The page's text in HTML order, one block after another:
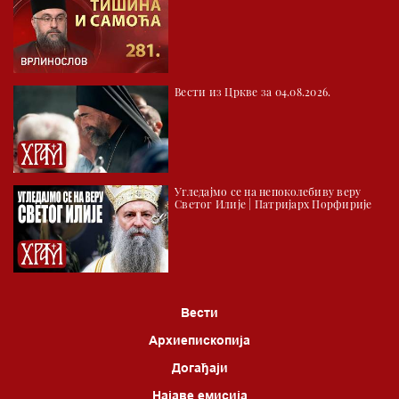
03.03 Палета културног наслеђа
04.00 Час историје
05.30 Храм културе
06.00 Црквена предавања и трибине
*најважније вести емитујемо на сваки пун сат
Вести из Цркве за 04.08.2026.
Угледајмо се на непоколебиву веру
Светог Илије | Патријарх Порфирије
Вести
Архиепископија
Догађаји
Најаве емисија